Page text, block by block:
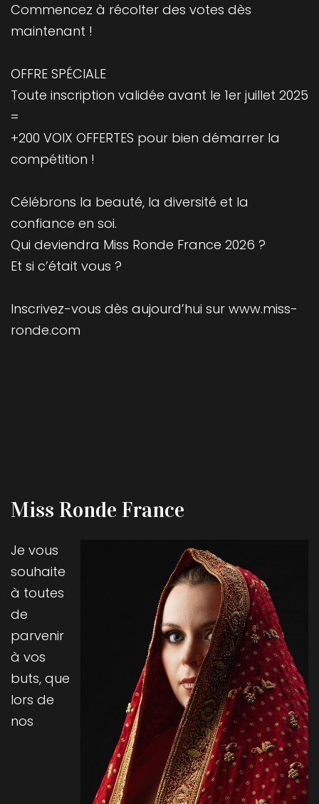
Commencez à récolter des votes dès
maintenant !
OFFRE SPÉCIALE
Toute inscription validée avant le 1er juillet 2025
=
+200 VOIX OFFERTES pour bien démarrer la
compétition !
Célébrons la beauté, la diversité et la
confiance en soi.
Qui deviendra Miss Ronde France 2026 ?
Et si c’était vous ?
Inscrivez-vous dès aujourd’hui sur www.miss-
ronde.com
Miss Ronde France
Je vous
souhaite
à toutes
de
parvenir
à vos
buts, que
lors de
nos